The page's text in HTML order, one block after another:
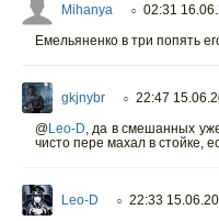
Mihanya ○ 02:31
Емельяненко в три попять
gkjnybr ○ 22:47
@Leo-D да в смешанных
чисто пере махал в стойке,
Leo-D ○ 22:33